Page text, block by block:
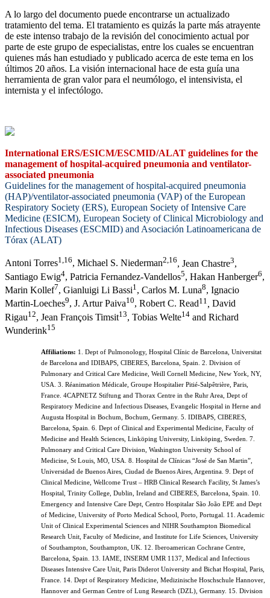
A lo largo del documento puede encontrarse un actualizado
tratamiento del tema. El tratamiento es quizás la parte más atrayente
de este intenso trabajo de la revisión del conocimiento actual por
parte de este grupo de especialistas, entre los cuales se encuentran
quienes más han estudiado y publicado acerca de este tema en los
últimos 20 años. La visión internacional hace de esta guía una
herramienta de gran valor para el neumólogo, el intensivista, el
internista y el infectólogo.
International ERS/ESICM/ESCMID/ALAT guidelines for the
management of hospital-acquired pneumonia and ventilator-
associated pneumonia
Guidelines for the management of hospital-acquired pneumonia
(HAP)/ventilator-associated pneumonia (VAP) of the European
Respiratory Society (ERS), European Society of Intensive Care
Medicine (ESICM), European Society of Clinical Microbiology and
Infectious Diseases (ESCMID) and Asociación Latinoamericana de
Tórax (ALAT)
Antoni Torres1,16, Michael S. Niederman2,16, Jean Chastre3,
Santiago Ewig4, Patricia Fernandez-Vandellos5, Hakan Hanberger6,
Marin Kollef7, Gianluigi Li Bassi1, Carlos M. Luna8, Ignacio
Martin-Loeches9, J. Artur Paiva10, Robert C. Read11 , David
Rigau12, Jean François Timsit1 3, Tobias Welte14 and Richard
Wunderink15
Affiliations: 1. Dept of Pulmonology, Hospital Clínic de Barcelona, Universitat
de Barcelona and IDIBAPS, CIBERES, Barcelona, Spain. 2. Division of
Pulmonary and Critical Care Medicine, Weill Cornell Medicine, New York, NY,
USA. 3. Réanimation Médicale, Groupe Hospitalier Pitié-Salpêtrière, Paris,
France. 4CAPNETZ Stiftung and Thorax Centre in the Ruhr Area, Dept of
Respiratory Medicine and Infectious Diseases, Evangelic Hospital in Herne and
Augusta Hospital in Bochum, Bochum, Germany. 5. IDIBAPS, CIBERES,
Barcelona, Spain. 6. Dept of Clinical and Experimental Medicine, Faculty of
Medicine and Health Sciences, Linköping University, Linköping, Sweden. 7.
Pulmonary and Critical Care Division, Washington University School of
Medicine, St Louis, MO, USA. 8. Hospital de Clínicas “José de San Martin”,
Universidad de Buenos Aires, Ciudad de Buenos Aires, Argentina. 9. Dept of
Clinical Medicine, Wellcome Trust – HRB Clinical Research Facility, St James’s
Hospital, Trinity College, Dublin, Ireland and CIBERES, Barcelona, Spain. 10.
Emergency and Intensive Care Dept, Centro Hospitalar São João EPE and Dept
of Medicine, University of Porto Medical School, Porto, Portugal. 11. Academic
Unit of Clinical Experimental Sciences and NIHR Southampton Biomedical
Research Unit, Faculty of Medicine, and Institute for Life Sciences, University
of Southampton, Southampton, UK. 12. Iberoamerican Cochrane Centre,
Barcelona, Spain. 13. IAME, INSERM UMR 1137, Medical and Infectious
Diseases Intensive Care Unit, Paris Diderot University and Bichat Hospital, Paris,
France. 14. Dept of Respiratory Medicine, Medizinische Hoschschule Hannover,
Hannover and German Centre of Lung Research (DZL), Germany. 15. Division